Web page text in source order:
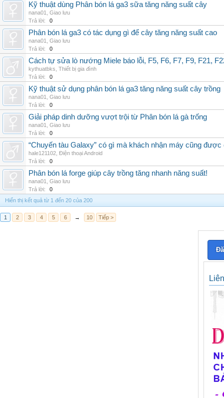
Kỹ thuật dùng Phân bón lá ga3 sữa tăng năng suất cây
nana01
Giao lưu
Trả lời:
0
Phân bón lá ga3 có tác dụng gì để cây tăng năng suất cao
nana01
Giao lưu
Trả lời:
0
Cách tự sửa lò nướng Miele báo lỗi, F5, F6, F7, F9, F21,
kythuatbks Thiết bị gia đình
Trả lời:
0
Kỹ thuật sử dụng phân bón lá ga3 tăng năng suất cây trồng
nana01
Giao lưu
Trả lời:
0
Giải pháp dinh dưỡng vượt trội từ Phân bón lá gà trống
nana01
Giao lưu
Trả lời:
0
“Chuyến tàu Galaxy” có gì mà khách nhận máy cũng được
hale121102 Điện thoại Android
Trả lời:
0
Phân bón lá forge giúp cây trồng tăng nhanh năng suất!
nana01
Giao lưu
Trả lời:
0
Hiển thị kết quả từ 1 đến 20 của 200
1 2 3 4 5 6 → 10 Tiếp >